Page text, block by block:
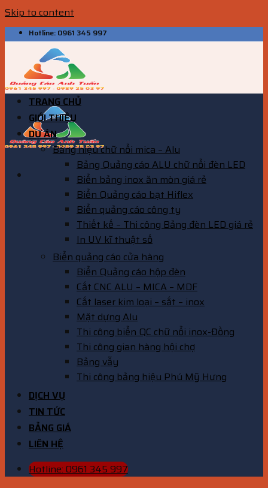
Skip to content
Hotline: 0961 345 997
TRANG CHỦ
GIỚI THIỆU
DỰ ÁN
Bảng hiệu chữ nổi mica – Alu
Bảng Quảng cáo ALU chữ nổi đèn LED
Biển bảng inox ăn mòn giá rẻ
Biển Quảng cáo bạt Hiflex
Biển quảng cáo công ty
Thiết kế – Thi công Bảng đèn LED giá rẻ
In UV kĩ thuật số
Biển quảng cáo cửa hàng
Biển Quảng cáo hộp đèn
Cắt CNC ALU – MICA – MDF
Cắt laser kim loại – sắt – inox
Mặt dựng Alu
Thi công biển QC chữ nổi inox-Đồng
Thi công gian hàng hội chợ
Bảng vẫy
Thi công bảng hiệu Phú Mỹ Hưng
DỊCH VỤ
TIN TỨC
BẢNG GIÁ
LIÊN HỆ
Hotline: 0961 345 997